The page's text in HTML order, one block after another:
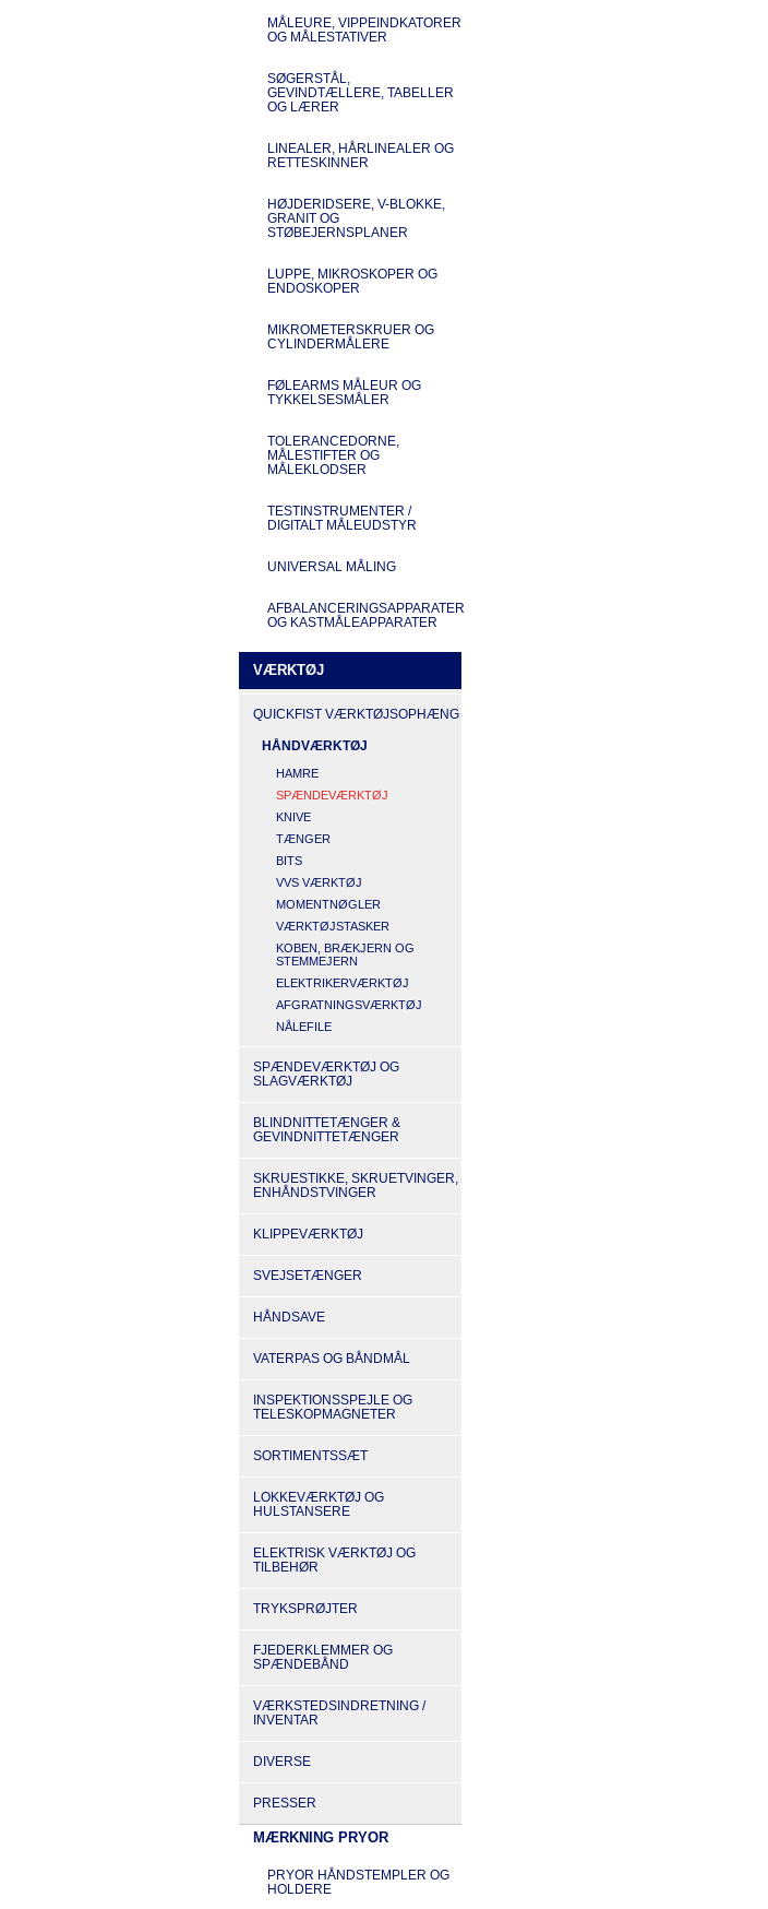
MÅLEURE, VIPPEINDKATORER
OG MÅLESTATIVER
SØGERSTÅL,
GEVINDTÆLLERE, TABELLER
OG LÆRER
LINEALER, HÅRLINEALER OG
RETTESKINNER
HØJDERIDSERE, V-BLOKKE,
GRANIT OG
STØBEJERNSPLANER
LUPPE, MIKROSKOPER OG
ENDOSKOPER
MIKROMETERSKRUER OG
CYLINDERMÅLERE
FØLEARMS MÅLEUR OG
TYKKELSESMÅLER
TOLERANCEDORNE,
MÅLESTIFTER OG
MÅLEKLODSER
TESTINSTRUMENTER /
DIGITALT MÅLEUDSTYR
UNIVERSAL MÅLING
AFBALANCERINGSAPPARATER
OG KASTMÅLEAPPARATER
VÆRKTØJ
QUICKFIST VÆRKTØJSOPHÆNG
HÅNDVÆRKTØJ
HAMRE
SPÆNDEVÆRKTØJ
KNIVE
TÆNGER
BITS
VVS VÆRKTØJ
MOMENTNØGLER
VÆRKTØJSTASKER
KOBEN, BRÆKJERN OG
STEMMEJERN
ELEKTRIKERVÆRKTØJ
AFGRATNINGSVÆRKTØJ
NÅLEFILE
SPÆNDEVÆRKTØJ OG
SLAGVÆRKTØJ
BLINDNITTETÆNGER &
GEVINDNITTETÆNGER
SKRUESTIKKE, SKRUETVINGER,
ENHÅNDSTVINGER
KLIPPEVÆRKTØJ
SVEJSETÆNGER
HÅNDSAVE
VATERPAS OG BÅNDMÅL
INSPEKTIONSSPEJLE OG
TELESKOPMAGNETER
SORTIMENTSSÆT
LOKKEVÆRKTØJ OG
HULSTANSERE
ELEKTRISK VÆRKTØJ OG
TILBEHØR
TRYKSPRØJTER
FJEDERKLEMMER OG
SPÆNDEBÅND
VÆRKSTEDSINDRETNING /
INVENTAR
DIVERSE
PRESSER
MÆRKNING PRYOR
PRYOR HÅNDSTEMPLER OG
HOLDERE